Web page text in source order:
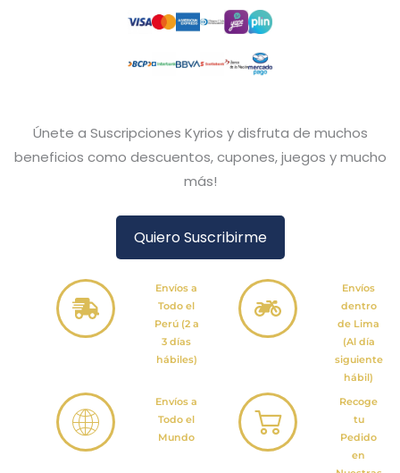
Únete a Suscripciones Kyrios y disfruta de muchos
beneficios como descuentos, cupones, juegos y mucho
más!
Quiero Suscribirme
Envíos a
Todo el
Perú (2 a
3 días
hábiles)
Envíos
dentro
de Lima
(Al día
siguiente
hábil)
Envíos a
Todo el
Mundo
Recoge
tu
Pedido
en